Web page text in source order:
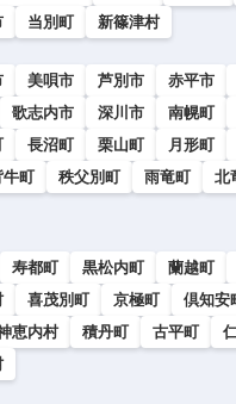
当別町 新篠津村
美唄市 芦別市 赤平市
歌志内市 深川市 南幌町
長沼町 栗山町 月形町
牛町 秩父別町 雨竜町
北
寿都町 黒松内町 蘭越町
喜茂別町 京極町 倶知安
恵内村 積丹町 古平町